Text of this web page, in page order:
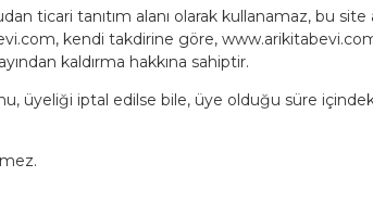
ticari tanıtım alanı olarak kullanamaz, bu site
kendi takdirine göre,
kaldırma hakkına sahiptir.
üyeliği iptal edilse bile, üye olduğu süre